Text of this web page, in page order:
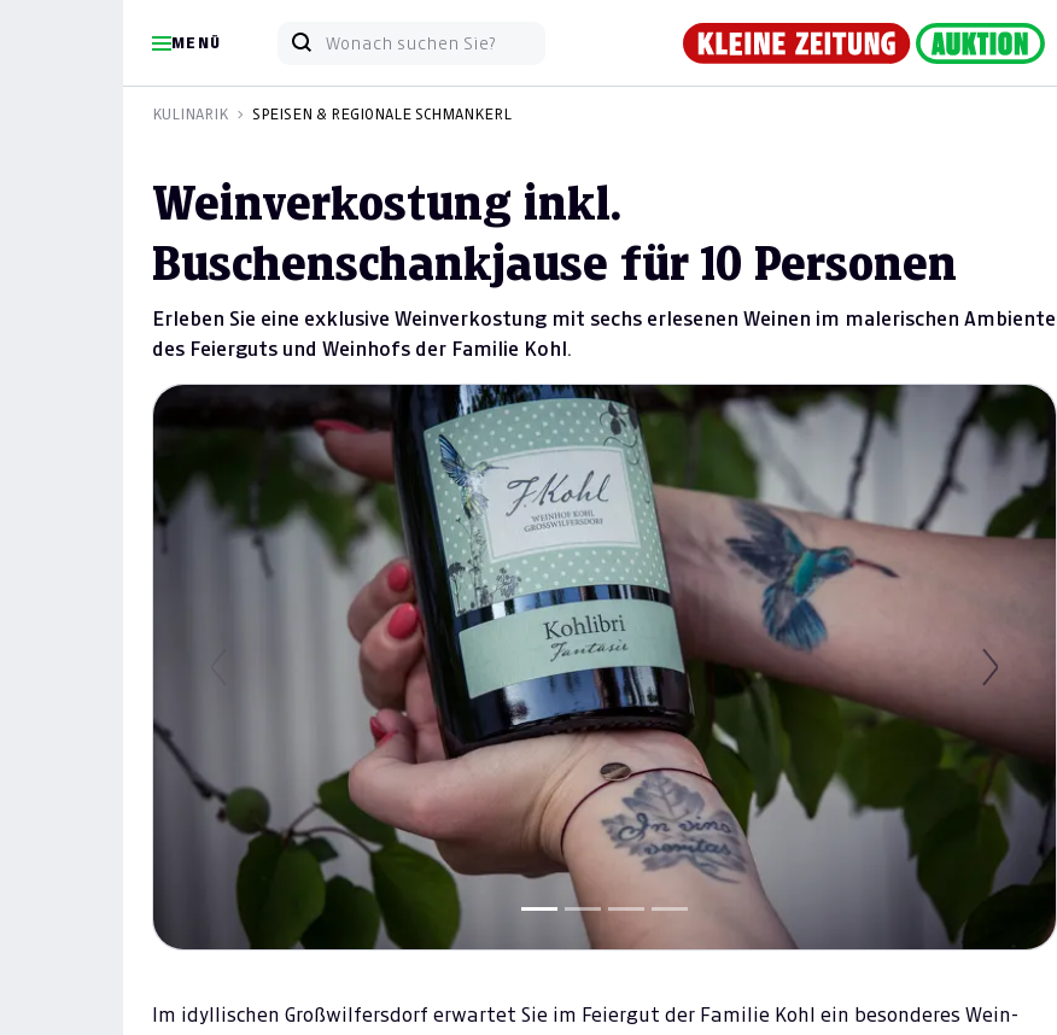
MENÜ
KULINARIK
SPEISEN & REGIONALE SCHMANKERL
Weinverkostung inkl.
Buschenschankjause für 10 Personen
Erleben Sie eine exklusive Weinverkostung mit sechs erlesenen Weinen im malerischen Ambiente
des Feierguts und Weinhofs der Familie Kohl.
Next
Im idyllischen Großwilfersdorf erwartet Sie im Feiergut der Familie Kohl ein besonderes Wein-